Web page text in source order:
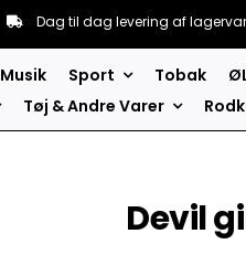
Dag til dag levering af
Musik Sport Tobak
Tøj & Andre Varer
Devil